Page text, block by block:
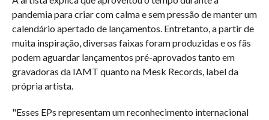
pandemia para criar com calma e sem pressão de manter um
calendário apertado de lançamentos. Entretanto, a partir de
muita inspiração, diversas faixas foram produzidas e os fãs
podem aguardar lançamentos pré-aprovados tanto em
gravadoras da IAMT quanto na Mesk Records, label da
própria artista.
"Esses EPs representam um reconhecimento internacional